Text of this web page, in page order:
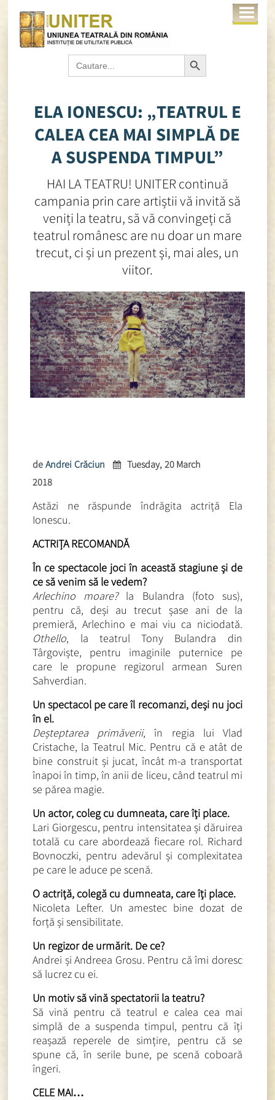
Search
for:
Search Button
ELA IONESCU: „TEATRUL E
CALEA CEA MAI SIMPLĂ DE
A SUSPENDA TIMPUL”
HAI LA TEATRU! UNITER continuă
campania prin care artiștii vă invită să
veniți la teatru, să vă convingeți că
teatrul românesc are nu doar un mare
trecut, ci și un prezent și, mai ales, un
viitor.
deAndrei Crăciun
Tuesday, 20 March
2018
Astăzi ne răspunde îndrăgita actriță Ela
Ionescu.
ACTRIȚA RECOMANDĂ
În ce spectacole joci în această stagiune și de
ce să venim să le vedem?
Arlechino moare?la Bulandra (foto sus),
pentru că, deși au trecut șase ani de la
premieră, Arlechino e mai viu ca niciodată.
Othello, la teatrul Tony Bulandra din
Târgoviște, pentru imaginile puternice pe
care le propune regizorul armean Suren
Sahverdian.
Un spectacol pe care îl recomanzi, deși nu joci
în el.
Deșteptarea primăverii, în regia lui Vlad
Cristache, la Teatrul Mic. Pentru că e atât de
bine construit și jucat, încât m-a transportat
înapoi în timp, în anii de liceu, când teatrul mi
se părea magie.
Un actor, coleg cu dumneata, care îți place.
Lari Giorgescu, pentru intensitatea și dăruirea
totală cu care abordează fiecare rol. Richard
Bovnoczki, pentru adevărul și complexitatea
pe care le aduce pe scenă.
O actriță, colegă cu dumneata, care îți place.
Nicoleta Lefter. Un amestec bine dozat de
forță și sensibilitate.
Un regizor de urmărit. De ce?
Andrei și Andreea Grosu. Pentru că îmi doresc
să lucrez cu ei.
Un motiv să vină spectatorii la teatru?
Să vină pentru că teatrul e calea cea mai
simplă de a suspenda timpul, pentru că îți
reașază reperele de simțire, pentru că se
spune că, în serile bune, pe scenă coboară
îngeri.
CELE MAI…